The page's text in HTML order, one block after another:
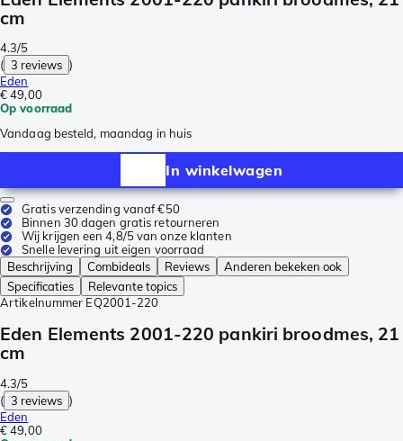
cm
4.3/5
( 3 reviews )
Eden
€ 49,00
Op voorraad
Vandaag besteld, maandag in huis
In winkelwagen
Gratis verzending vanaf €50
Binnen 30 dagen gratis retourneren
Wij krijgen een 4,8/5 van onze klanten
Snelle levering uit eigen voorraad
Beschrijving
Combideals Reviews
Anderen bekeken ook
Specificaties
Relevante topics
Artikelnummer EQ2001-220
Eden Elements 2001-220 pankiri broodmes, 21
cm
4.3/5
( 3 reviews )
Eden
€ 49,00